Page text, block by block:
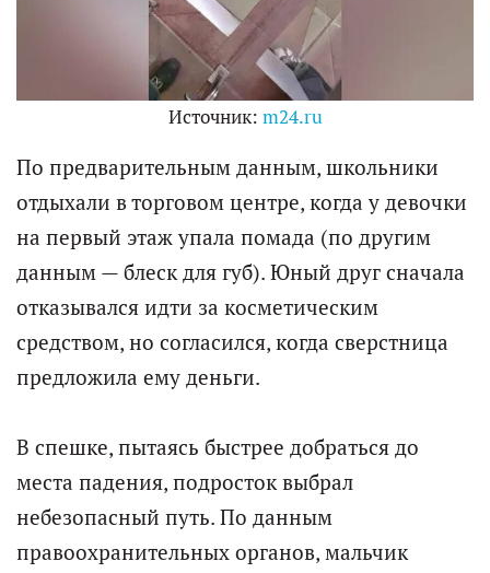
Источник: m24.ru
По предварительным данным, школьники
отдыхали в торговом центре, когда у девочки
на первый этаж упала помада (по другим
данным — блеск для губ). Юный друг сначала
отказывался идти за косметическим
средством, но согласился, когда сверстница
предложила ему деньги.
В спешке, пытаясь быстрее добраться до
места падения, подросток выбрал
небезопасный путь. По данным
правоохранительных органов, мальчик